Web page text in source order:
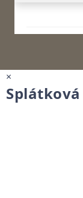
×
Splátková